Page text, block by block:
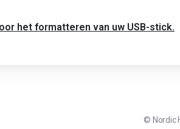
het formatteren van uw USB-stick.
© Nordic